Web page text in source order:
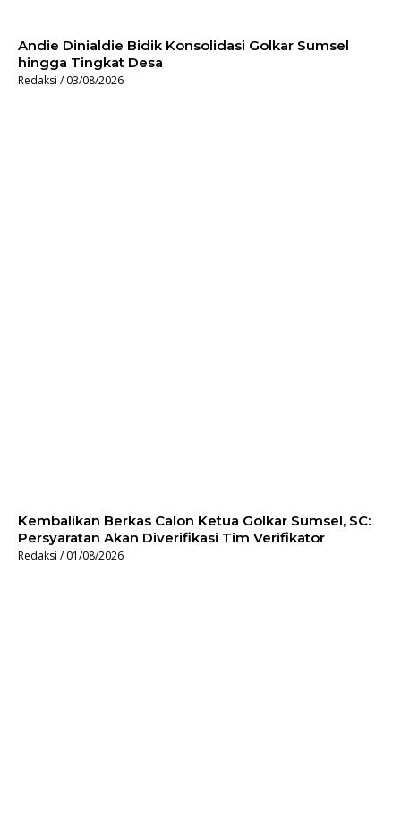
Andie Dinialdie Bidik Konsolidasi Golkar Sumsel
hingga Tingkat Desa
Redaksi 03/08/2026
Kembalikan Berkas Calon Ketua Golkar Sumsel, SC:
Persyaratan Akan Diverifikasi Tim Verifikator
Redaksi 01/08/2026